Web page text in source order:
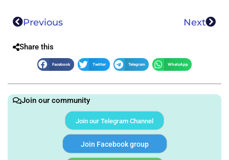
Previous Next
Share this
Facebook Twitter Telegram WhatsApp
Join our community
Join our Telegram Channel
Join Facebook group